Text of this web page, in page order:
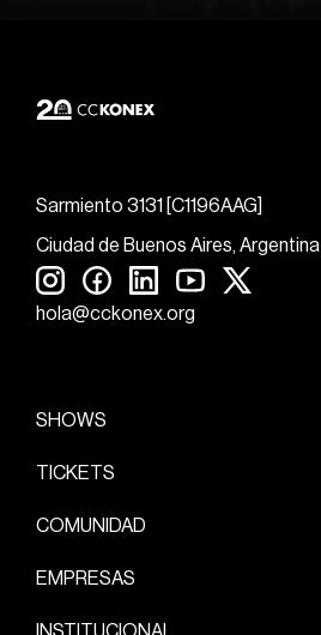
Sarmiento 3131 [C1196AAG]
Ciudad de Buenos Aires, Argentina
hola@cckonex.org
SHOWS
TICKETS
COMUNIDAD
EMPRESAS
INSTITUCIONAL